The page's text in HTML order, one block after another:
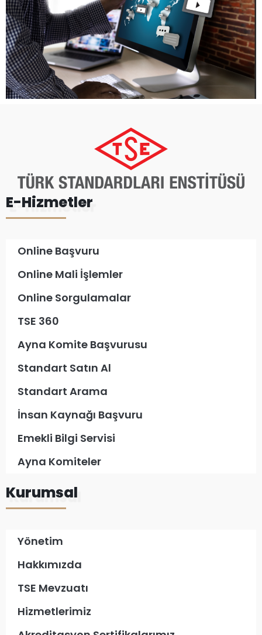
E-Hizmetler
Online Başvuru
Online Mali İşlemler
Online Sorgulamalar
TSE 360
Ayna Komite Başvurusu
Standart Satın Al
Standart Arama
İnsan Kaynağı Başvuru
Emekli Bilgi Servisi
Ayna Komiteler
Kurumsal
Yönetim
Hakkımızda
TSE Mevzuatı
Hizmetlerimiz